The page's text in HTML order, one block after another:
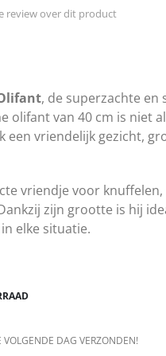
review over dit product
, de superzachte en
olifant van 40 cm is niet
een vriendelijk gezicht,
vriendje voor
zijn grootte is hij
elke situatie.
DAG VERZONDEN!